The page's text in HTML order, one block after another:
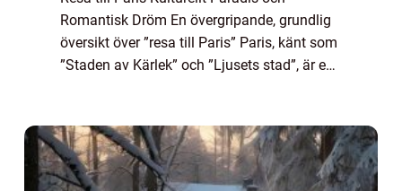
Romantisk Dröm En övergripande, grundlig
översikt över ”resa till Paris” Paris, känt som
”Staden av Kärlek” och ”Ljusets stad”, är en